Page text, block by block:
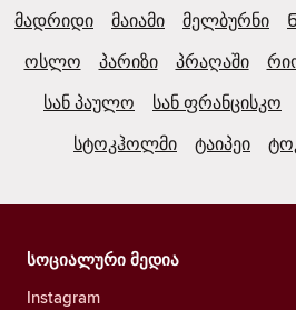
მადრიდი
მაიამი მელბურნი
ოსლო
პარიზი პრაღაში
სან პაულო
სან ფრანცისკო
სტოკჰოლმი
ტაიპეი
სოციალური მედია
Instagram